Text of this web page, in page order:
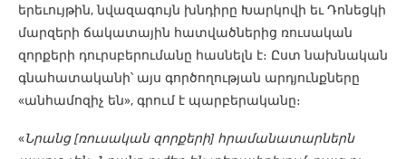
երեւույթին, նվազագույն խնդիրը Խարկովի եւ Դոնեցկի
մարզերի ճակատային հատվածներից ռուսական
զորքերի դուրսբերումանը հասնելն է։ Ըստ նախնական
գնահատականի՝ այս գործողության արդյունքները
«անհամոզիչ են», գրում է պարբերականը։
«Նրանց [ռուսական զորքերի] հրամանատարներն